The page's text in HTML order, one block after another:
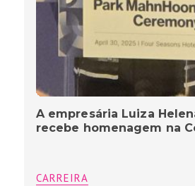
A empresária Luiza
recebe homenagem na
CARREIRA